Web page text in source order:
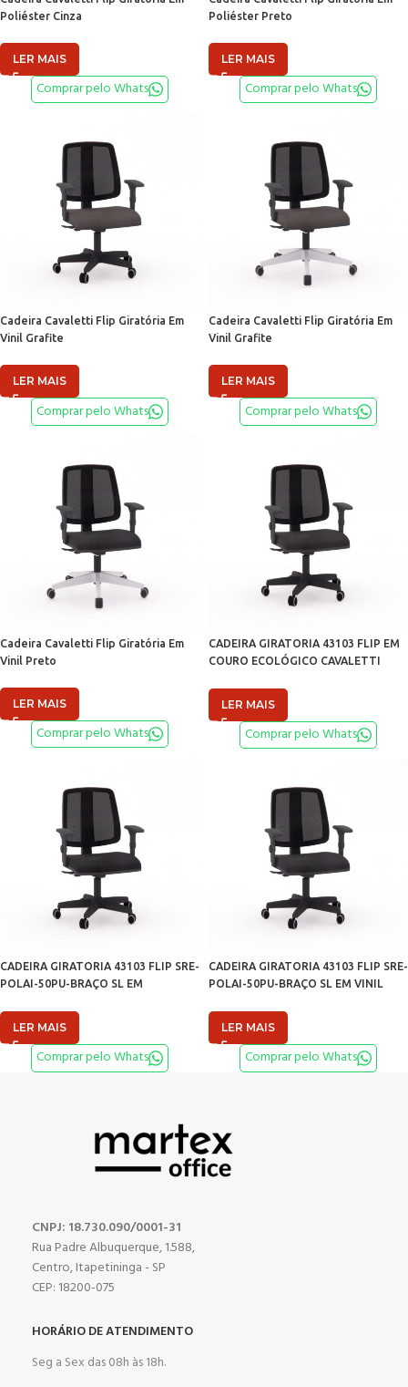
Poliéster Cinza
LER MAIS
Comprar pelo Whats
Poliéster Preto
LER MAIS
Comprar pelo Whats
Cadeira Cavaletti Flip Giratória Em
Vinil Grafite
LER MAIS
Comprar pelo Whats
Cadeira Cavaletti Flip Giratória Em
Vinil Grafite
LER MAIS
Comprar pelo Whats
Cadeira Cavaletti Flip Giratória Em
Vinil Preto
LER MAIS
Comprar pelo Whats
CADEIRA GIRATORIA 43103 FLIP EM
COURO ECOLÓGICO CAVALETTI
LER MAIS
Comprar pelo Whats
CADEIRA GIRATORIA 43103 FLIP SRE-
POLAI-50PU-BRAÇO SL EM
LER MAIS
Comprar pelo Whats
CADEIRA GIRATORIA 43103 FLIP SRE-
POLAI-50PU-BRAÇO SL EM VINIL
LER MAIS
Comprar pelo Whats
CNPJ: 18.730.090/0001-31
Rua Padre Albuquerque, 1.588,
Centro, Itapetininga - SP
CEP: 18200-075
HORÁRIO DE ATENDIMENTO
Seg a Sex das 08h às 18h.